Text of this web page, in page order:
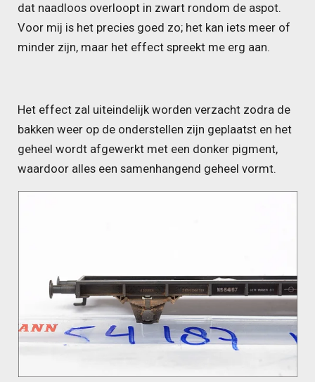
dat naadloos overloopt in zwart rondom de aspot.
Voor mij is het precies goed zo; het kan iets meer of
minder zijn, maar het effect spreekt me erg aan.
Het effect zal uiteindelijk worden verzacht zodra de
bakken weer op de onderstellen zijn geplaatst en het
geheel wordt afgewerkt met een donker pigment,
waardoor alles een samenhangend geheel vormt.